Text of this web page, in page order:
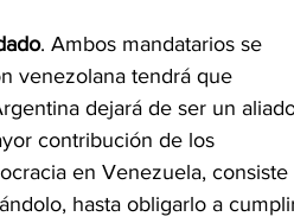
. Ambos mandatarios se
venezolana tendrá que
dejará de ser un
contribución de los
en Venezuela, consiste
hasta obligarlo a